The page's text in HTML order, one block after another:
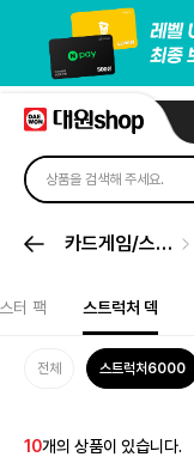
카드게임/스포
터 팩 스트럭처 덱
전체 스트럭처6000
10개의 상품이 있습니다.